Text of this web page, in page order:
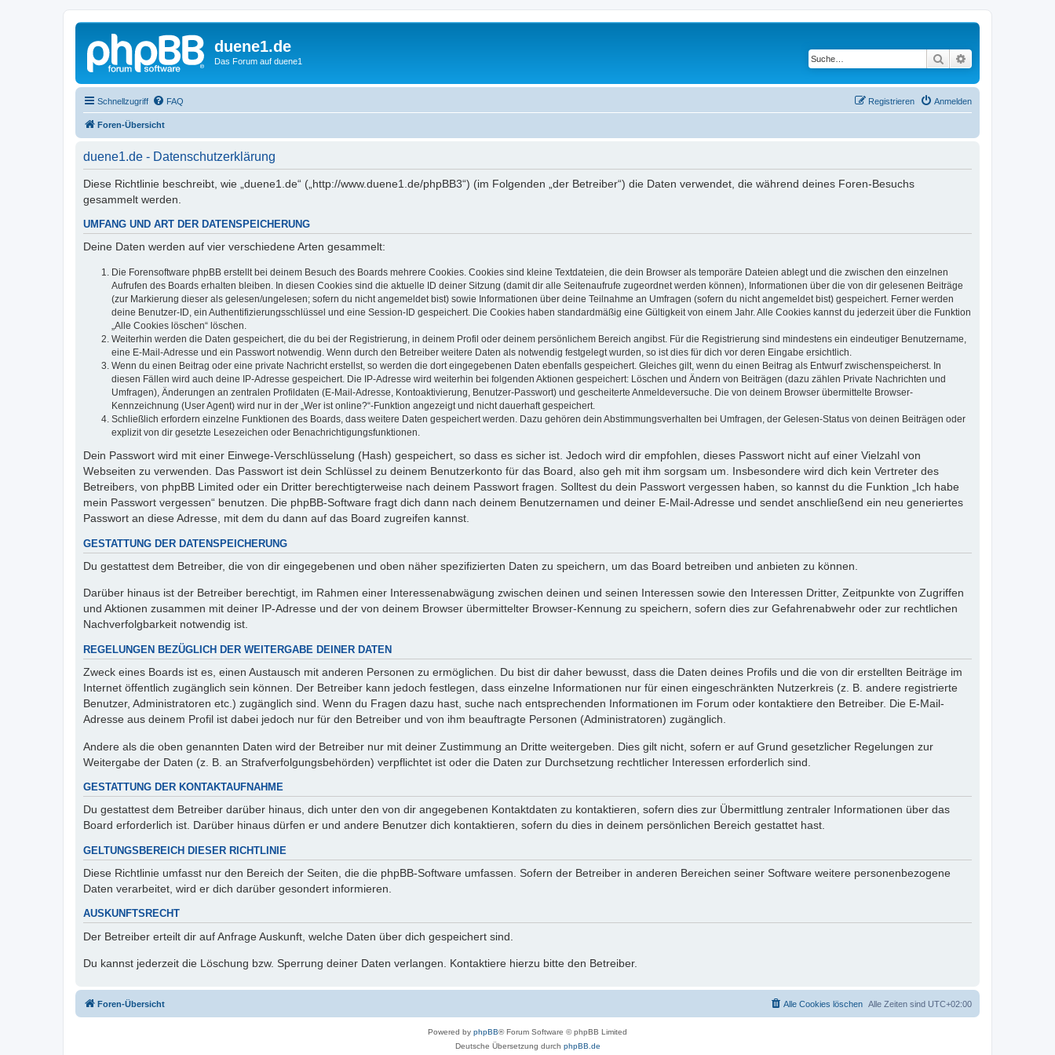
duene1.de
Das Forum auf duene1 Suche
Schnellzugriff FAQ Anmelden
Registrieren
Foren-Übersicht
duene1.de - Datenschutzerklärung
Diese Richtlinie beschreibt, wie „duene1.de“ („http://www.duene1.de/phpBB3“) (im Folgenden „der Betreiber“) die Daten verwendet, die während deines Foren-Besuchs
gesammelt werden.
UMFANG UND ART DER DATENSPEICHERUNG
Deine Daten werden auf vier verschiedene Arten gesammelt:
Die Forensoftware phpBB erstellt bei deinem Besuch des Boards mehrere Cookies. Cookies sind kleine Textdateien, die dein Browser als temporäre Dateien ablegt und die zwischen den einzelnen
Aufrufen des Boards erhalten bleiben. In diesen Cookies sind die aktuelle ID deiner Sitzung (damit dir alle Seitenaufrufe zugeordnet werden können), Informationen über die von dir gelesenen Beiträge
(zur Markierung dieser als gelesen/ungelesen; sofern du nicht angemeldet bist) sowie Informationen über deine Teilnahme an Umfragen (sofern du nicht angemeldet bist) gespeichert. Ferner werden
deine Benutzer-ID, ein Authentifizierungsschlüssel und eine Session-ID gespeichert. Die Cookies haben standardmäßig eine Gültigkeit von einem Jahr. Alle Cookies kannst du jederzeit über die Funktion
„Alle Cookies löschen“ löschen.
Weiterhin werden die Daten gespeichert, die du bei der Registrierung, in deinem Profil oder deinem persönlichem Bereich angibst. Für die Registrierung sind mindestens ein eindeutiger Benutzername,
eine E-Mail-Adresse und ein Passwort notwendig. Wenn durch den Betreiber weitere Daten als notwendig festgelegt wurden, so ist dies für dich vor deren Eingabe ersichtlich.
Wenn du einen Beitrag oder eine private Nachricht erstellst, so werden die dort eingegebenen Daten ebenfalls gespeichert. Gleiches gilt, wenn du einen Beitrag als Entwurf zwischenspeicherst. In
diesen Fällen wird auch deine IP-Adresse gespeichert. Die IP-Adresse wird weiterhin bei folgenden Aktionen gespeichert: Löschen und Ändern von Beiträgen (dazu zählen Private Nachrichten und
Umfragen), Änderungen an zentralen Profildaten (E-Mail-Adresse, Kontoaktivierung, Benutzer-Passwort) und gescheiterte Anmeldeversuche. Die von deinem Browser übermittelte Browser-
Kennzeichnung (User Agent) wird nur in der „Wer ist online?“-Funktion angezeigt und nicht dauerhaft gespeichert.
Schließlich erfordern einzelne Funktionen des Boards, dass weitere Daten gespeichert werden. Dazu gehören dein Abstimmungsverhalten bei Umfragen, der Gelesen-Status von deinen Beiträgen oder
explizit von dir gesetzte Lesezeichen oder Benachrichtigungsfunktionen.
Dein Passwort wird mit einer Einwege-Verschlüsselung (Hash) gespeichert, so dass es sicher ist. Jedoch wird dir empfohlen, dieses Passwort nicht auf einer Vielzahl von
Webseiten zu verwenden. Das Passwort ist dein Schlüssel zu deinem Benutzerkonto für das Board, also geh mit ihm sorgsam um. Insbesondere wird dich kein Vertreter des
Betreibers, von phpBB Limited oder ein Dritter berechtigterweise nach deinem Passwort fragen. Solltest du dein Passwort vergessen haben, so kannst du die Funktion „Ich habe
mein Passwort vergessen“ benutzen. Die phpBB-Software fragt dich dann nach deinem Benutzernamen und deiner E-Mail-Adresse und sendet anschließend ein neu generiertes
Passwort an diese Adresse, mit dem du dann auf das Board zugreifen kannst.
GESTATTUNG DER DATENSPEICHERUNG
Du gestattest dem Betreiber, die von dir eingegebenen und oben näher spezifizierten Daten zu speichern, um das Board betreiben und anbieten zu können.
Darüber hinaus ist der Betreiber berechtigt, im Rahmen einer Interessenabwägung zwischen deinen und seinen Interessen sowie den Interessen Dritter, Zeitpunkte von Zugriffen
und Aktionen zusammen mit deiner IP-Adresse und der von deinem Browser übermittelter Browser-Kennung zu speichern, sofern dies zur Gefahrenabwehr oder zur rechtlichen
Nachverfolgbarkeit notwendig ist.
REGELUNGEN BEZÜGLICH DER WEITERGABE DEINER DATEN
Zweck eines Boards ist es, einen Austausch mit anderen Personen zu ermöglichen. Du bist dir daher bewusst, dass die Daten deines Profils und die von dir erstellten Beiträge im
Internet öffentlich zugänglich sein können. Der Betreiber kann jedoch festlegen, dass einzelne Informationen nur für einen eingeschränkten Nutzerkreis (z. B. andere registrierte
Benutzer, Administratoren etc.) zugänglich sind. Wenn du Fragen dazu hast, suche nach entsprechenden Informationen im Forum oder kontaktiere den Betreiber. Die E-Mail-
Adresse aus deinem Profil ist dabei jedoch nur für den Betreiber und von ihm beauftragte Personen (Administratoren) zugänglich.
Andere als die oben genannten Daten wird der Betreiber nur mit deiner Zustimmung an Dritte weitergeben. Dies gilt nicht, sofern er auf Grund gesetzlicher Regelungen zur
Weitergabe der Daten (z. B. an Strafverfolgungsbehörden) verpflichtet ist oder die Daten zur Durchsetzung rechtlicher Interessen erforderlich sind.
GESTATTUNG DER KONTAKTAUFNAHME
Du gestattest dem Betreiber darüber hinaus, dich unter den von dir angegebenen Kontaktdaten zu kontaktieren, sofern dies zur Übermittlung zentraler Informationen über das
Board erforderlich ist. Darüber hinaus dürfen er und andere Benutzer dich kontaktieren, sofern du dies in deinem persönlichen Bereich gestattet hast.
GELTUNGSBEREICH DIESER RICHTLINIE
Diese Richtlinie umfasst nur den Bereich der Seiten, die die phpBB-Software umfassen. Sofern der Betreiber in anderen Bereichen seiner Software weitere personenbezogene
Daten verarbeitet, wird er dich darüber gesondert informieren.
AUSKUNFTSRECHT
Der Betreiber erteilt dir auf Anfrage Auskunft, welche Daten über dich gespeichert sind.
Du kannst jederzeit die Löschung bzw. Sperrung deiner Daten verlangen. Kontaktiere hierzu bitte den Betreiber.
Foren-Übersicht Alle Zeiten sind UTC+02:00
Alle Cookies löschen
Powered by phpBB® Forum Software © phpBB Limited
Deutsche Übersetzung durch phpBB.de